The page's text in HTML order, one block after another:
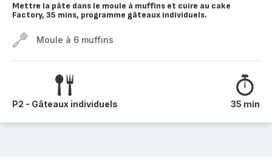
Mettre la pâte dans le moule à muffins et cuire au cake
Factory, 35 mins, programme gâteaux individuels.
Moule à 6 muffins
P2 - Gâteaux individuels 35 min